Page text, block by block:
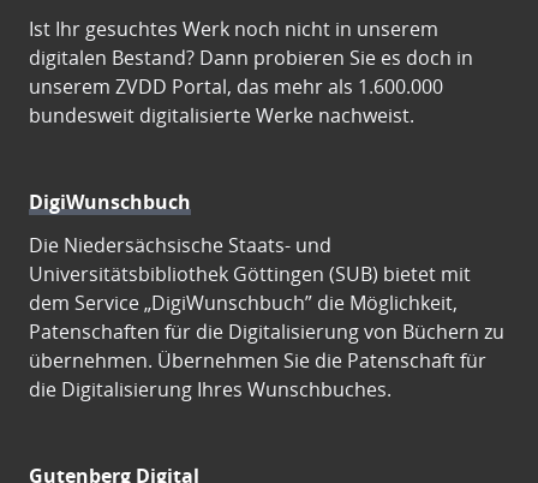
Ist Ihr gesuchtes Werk noch nicht in unserem
digitalen Bestand? Dann probieren Sie es doch in
unserem ZVDD Portal, das mehr als 1.600.000
bundesweit digitalisierte Werke nachweist.
DigiWunschbuch
Die Niedersächsische Staats- und
Universitätsbibliothek Göttingen (SUB) bietet mit
dem Service „DigiWunschbuch” die Möglichkeit,
Patenschaften für die Digitalisierung von Büchern zu
übernehmen. Übernehmen Sie die Patenschaft für
die Digitalisierung Ihres Wunschbuches.
Gutenberg Digital